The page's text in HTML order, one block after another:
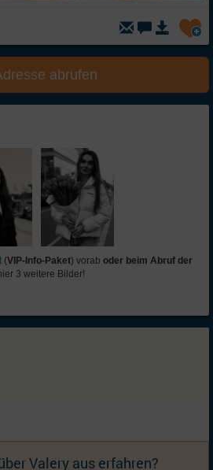
abrufen
(VIP-Info-Paket) vorab oder beim Abruf der
3 weitere Bilder!
Tochter (14, lebt bei mir); Ich wünsche
Geschwister für mein(e) Kind(er)
Valery aus erfahren?